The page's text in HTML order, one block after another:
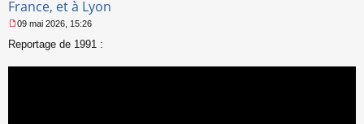
France, et à Lyon
e
s
09 mai 2026, 15:26
Reportage de 1991 :